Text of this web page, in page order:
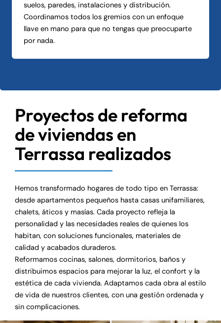
suelos, paredes, instalaciones y distribución.
Coordinamos todos los gremios con un enfoque
llave en mano para que no tengas que preocuparte
por nada.
Proyectos de reforma
de viviendas en
Terrassa realizados
Hemos transformado hogares de todo tipo en Terrassa:
desde apartamentos pequeños hasta casas unifamiliares,
chalets, áticos y masías. Cada proyecto refleja la
personalidad y las necesidades reales de quienes los
habitan, con soluciones funcionales, materiales de
calidad y acabados duraderos.
Reformamos cocinas, salones, dormitorios, baños y
distribuimos espacios para mejorar la luz, el confort y la
estética de cada vivienda. Adaptamos cada obra al estilo
de vida de nuestros clientes, con una gestión ordenada y
sin complicaciones.